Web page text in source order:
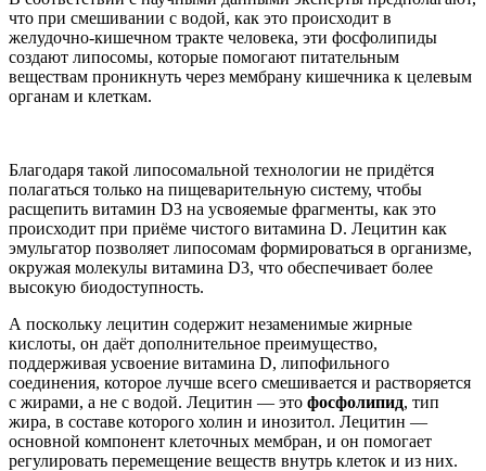
что при смешивании с водой, как это происходит в
желудочно-кишечном тракте человека, эти фосфолипиды
создают липосомы, которые помогают питательным
веществам проникнуть через мембрану кишечника к целевым
органам и клеткам.
Благодаря такой липосомальной технологии не придётся
полагаться только на пищеварительную систему, чтобы
расщепить витамин D3 на усвояемые фрагменты, как это
происходит при приёме чистого витамина D. Лецитин как
эмульгатор позволяет липосомам формироваться в организме,
окружая молекулы витамина D3, что обеспечивает более
высокую биодоступность.
А поскольку лецитин содержит незаменимые жирные
кислоты, он даёт дополнительное преимущество,
поддерживая усвоение витамина D, липофильного
соединения, которое лучше всего смешивается и растворяется
с жирами, а не с водой. Лецитин — это фосфолипид, тип
жира, в составе которого холин и инозитол. Лецитин —
основной компонент клеточных мембран, и он помогает
регулировать перемещение веществ внутрь клеток и из них.